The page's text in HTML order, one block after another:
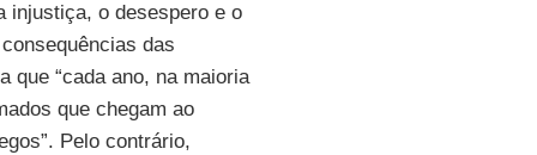
injustiça, o desespero e o
das
que “cada ano, na maioria
que chegam ao
Pelo contrário,